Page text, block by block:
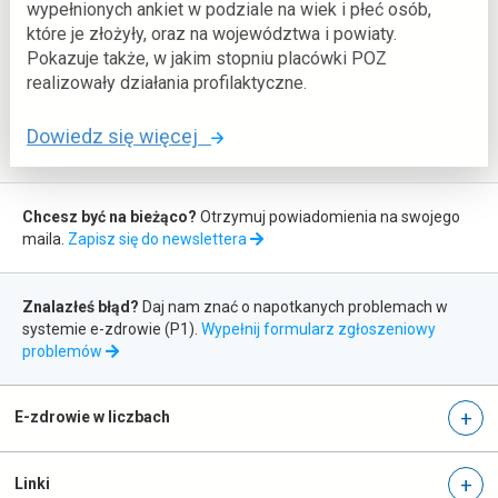
i
c
j
c
k
c
j
l
c
j
c
o
n
t
a
c
j
e
a
a
c
h
:
-
s
k
i
o
w
a
wypełnionych ankiet w podziale na wiek i płeć osób,
które je złożyły, oraz na województwa i powiaty.
Pokazuje także, w jakim stopniu placówki POZ
realizowały działania profilaktyczne.
Dowiedz się więcej
o
:
P
r
o
g
r
a
p
Zapis
do
newslettera
Chcesz być na bieżąco? Otrzymuj powiadomienia na swojego
maila. Zapisz się do newslettera
Zgłaszanie
błędów
Znalazłeś błąd? Daj nam znać o napotkanych problemach w
systemie e-zdrowie (P1). Wypełnij formularz zgłoszeniowy
problemów
otwiera
nowej
E-zdrowie w liczbach
Linki